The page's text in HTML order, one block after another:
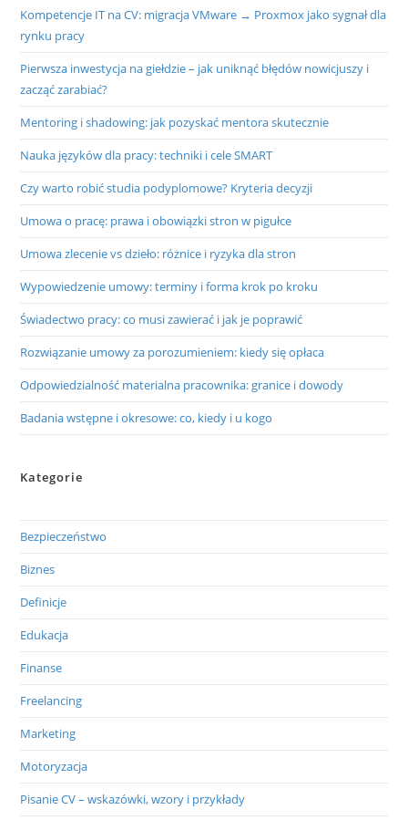
Kompetencje IT na CV: migracja VMware → Proxmox jako sygnał dla
rynku pracy
Pierwsza inwestycja na giełdzie – jak uniknąć błędów nowicjuszy i
zacząć zarabiać?
Mentoring i shadowing: jak pozyskać mentora skutecznie
Nauka języków dla pracy: techniki i cele SMART
Czy warto robić studia podyplomowe? Kryteria decyzji
Umowa o pracę: prawa i obowiązki stron w pigułce
Umowa zlecenie vs dzieło: różnice i ryzyka dla stron
Wypowiedzenie umowy: terminy i forma krok po kroku
Świadectwo pracy: co musi zawierać i jak je poprawić
Rozwiązanie umowy za porozumieniem: kiedy się opłaca
Odpowiedzialność materialna pracownika: granice i dowody
Badania wstępne i okresowe: co, kiedy i u kogo
Kategorie
Bezpieczeństwo
Biznes
Definicje
Edukacja
Finanse
Freelancing
Marketing
Motoryzacja
Pisanie CV – wskazówki, wzory i przykłady